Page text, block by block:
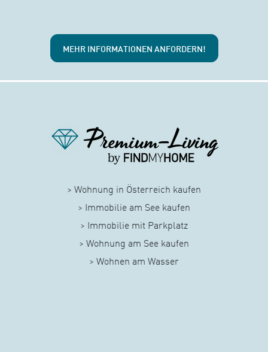
MEHR INFORMATIONEN ANFORDERN!
> Wohnung in Österreich kaufen
> Immobilie am See kaufen
> Immobilie mit Parkplatz
> Wohnung am See kaufen
> Wohnen am Wasser